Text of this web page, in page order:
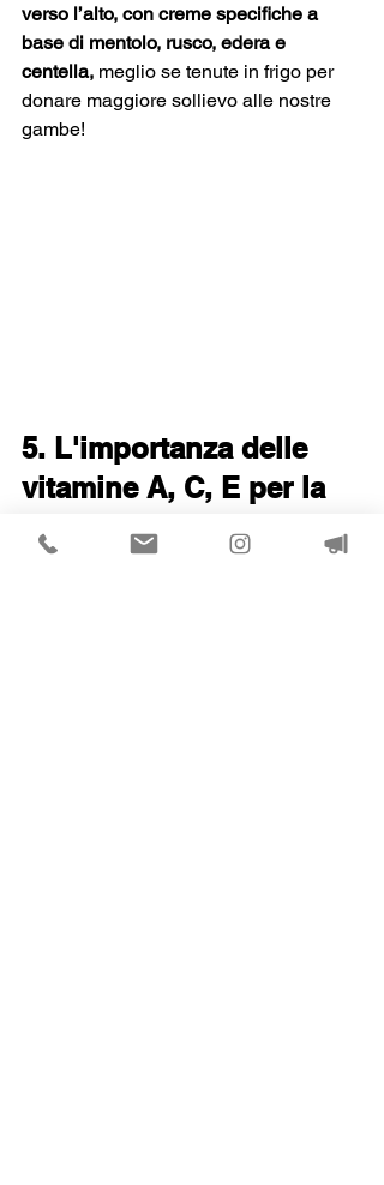
verso l’alto, con creme specifiche a
base di mentolo, rusco, edera e
centella, meglio se tenute in frigo per
donare maggiore sollievo alle nostre
gambe!
5. L'importanza delle
vitamine A, C, E per la
tua pelle in estate
In estate, più che mai, la nostra pelle ha